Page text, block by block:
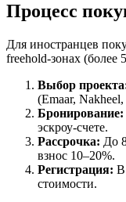
Процесс
Для иностранцев
freehold-зонах
Выбор
(Emaar, Nakheel,
Бронирование:
эскроу-счете.
Рассрочка: До
взнос 10–20%.
Регистрация: В
стоимости.